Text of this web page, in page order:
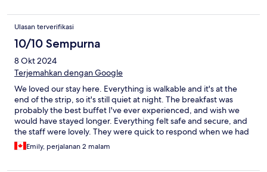
Ulasan terverifikasi
10/10 Sempurna
8 Okt 2024
Terjemahkan dengan Google
We loved our stay here. Everything is walkable and it's at the
end of the strip, so it's still quiet at night. The breakfast was
probably the best buffet I've ever experienced, and wish we
would have stayed longer. Everything felt safe and secure, and
the staff were lovely. They were quick to respond when we had
questions. Would stay here again.
Emily, perjalanan 2 malam